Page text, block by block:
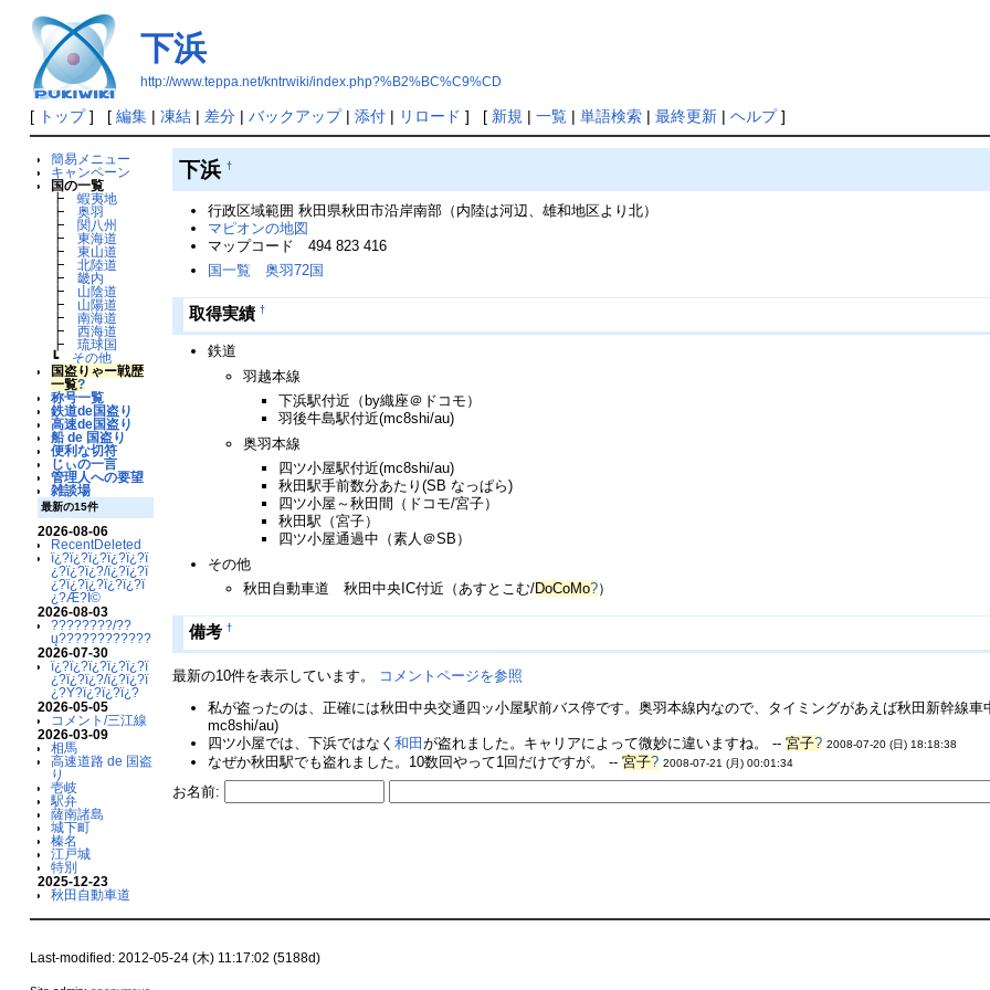
下浜
http://www.teppa.net/kntrwiki/index.php?%B2%BC%C9%CD
[ トップ] [ 編集| 凍結| 差分| バックアップ| 添付| リロード ] [ 新規 | 一覧| 単語検索| 最終更新| ヘルプ]
簡易メニュー
キャンペーン
国の一覧
┣ 蝦夷地
┣ 奥羽
┣
関八州
┣ 東海道
┣ 東山道
┣ 北陸道
┣ 畿内
┣
山陰道
┣
山陽道
┣ 南海道
┣ 西海道
┣ 琉球国
┗
その他
国盗りゃー戦歴
一覧?
称号一覧
鉄道de国盗り
高速de国盗り
船 de 国盗り
便利な切符
じぃの一言
管理人への要望
雑談場
最新の15件
2026-08-06
RecentDeleted
ï¿?ï¿?ï¿?ï¿?ï¿?ï
¿?ï¿?ï¿?/ï¿?ï¿?ï
¿?ï¿?ï¿?ï¿?ï¿?ï
¿?Æ?Ï©
2026-08-03
????????/??
ų????????????
2026-07-30
ï¿?ï¿?ï¿?ï¿?ï¿?ï
¿?ï¿?ï¿?/ï¿?ï¿?ï
¿?Ý?ï¿?ï¿?ï¿?
2026-05-05
コメント/三江線
2026-03-09
相馬
高速道路 de 国盗
り
壱岐
駅弁
薩南諸島
城下町
榛名
江戸城
特別
2025-12-23
秋田自動車道
下浜†
行政区域範囲 秋田県秋田市沿岸南部（内陸は河辺、雄和地区より北）
マピオンの地図
マップコード 494 823 416
国一覧 奥羽72国
取得実績 †
鉄道
羽越本線
下浜駅付近（by織座＠ドコモ）
羽後牛島駅付近(mc8shi/au)
奥羽本線
四ツ小屋駅付近(mc8shi/au)
秋田駅手前数分あたり(SB なっぱら)
四ツ小屋～秋田間（ドコモ/宮子）
秋田駅（宮子）
四ツ小屋通過中（素人＠SB）
その他
秋田自動車道 秋田中央IC付近（あすとこむ/DoCoMo?）
備考 †
最新の10件を表示しています。
コメントページを参照
私が盗ったのは、正確には秋田中央交通四ッ小屋駅前バス停です。奥羽本線内なので、タイミングがあえば秋田新幹
mc8shi/au)
四ツ小屋では、下浜ではなく和田が盗れました。キャリアによって微妙に違いますね。 --宮子? 2008-07-20 (日) 18:18:38
なぜか秋田駅でも盗れました。10数回やって1回だけですが。 --宮子? 2008-07-21 (月) 00:01:34
お名前:
Last-modified: 2012-05-24 (木) 11:17:02 (5188d)